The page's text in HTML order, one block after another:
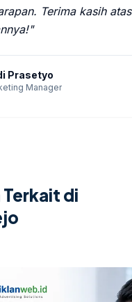
Terima kasih atas
Prasetyo
Manager
Terkait di